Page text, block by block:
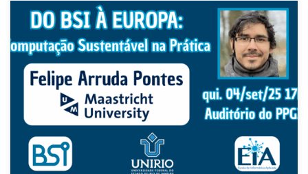
Nesta quinta-feira, 04/09/2025, vamos receber uma palestra do nosso
ex-aluno Felipe Arruda Pontes, atualmente pós-doc na Maastricht
University (Holanda), que vai apresentar um pouco da sua trajetória
acadêmica e discutir assuntos relacionados a Computação
Sustentável, tema-base de seu doutorado recentemente concluído na
Universidade de Galway (Irlanda). Em especial para estudantes […]